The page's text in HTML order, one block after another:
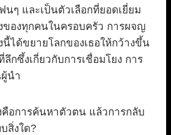
ๆ และเป็นตัวเลือกที่ยอดเยี่ยม
ของทุกคนในครอบครัว การผจญ
ได้ขยายโลกของเธอให้กว้างขึ้น
กซึ้งเกี่ยวกับการเชื่อมโยง การ
นำ
คือการค้นหาตัวตน แล้วการกลับ
สิ่งใด?